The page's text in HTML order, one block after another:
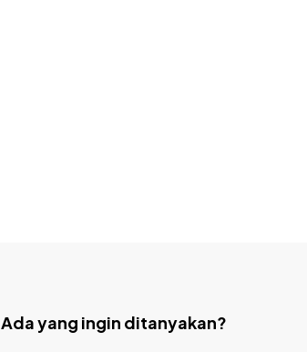
Ada yang ingin ditanyakan?